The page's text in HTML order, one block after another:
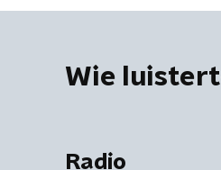
Wie luistert
Radio